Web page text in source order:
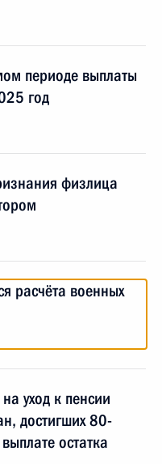
периоде выплаты
год
физлица
расчёта военных
уход к пенсии
достигших 80-
остатка